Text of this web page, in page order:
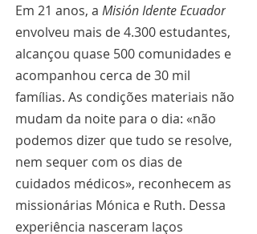
Em 21 anos, a Misión Idente Ecuador
envolveu mais de 4.300 estudantes,
alcançou quase 500 comunidades e
acompanhou cerca de 30 mil
famílias. As condições materiais não
mudam da noite para o dia: «não
podemos dizer que tudo se resolve,
nem sequer com os dias de
cuidados médicos», reconhecem as
missionárias Mónica e Ruth. Dessa
experiência nasceram laços